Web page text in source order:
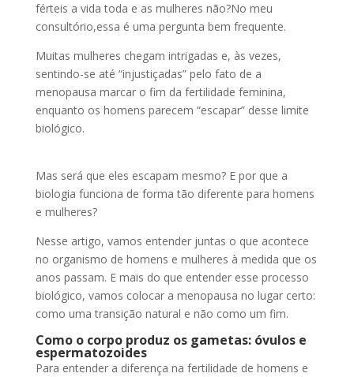
férteis a vida toda e as mulheres não?No meu
consultório,essa é uma pergunta bem frequente.
Muitas mulheres chegam intrigadas e, às vezes,
sentindo-se até “injustiçadas” pelo fato de a
menopausa marcar o fim da fertilidade feminina,
enquanto os homens parecem “escapar” desse limite
biológico.
Mas será que eles escapam mesmo? E por que a
biologia funciona de forma tão diferente para homens
e mulheres?
Nesse artigo, vamos entender juntas o que acontece
no organismo de homens e mulheres à medida que os
anos passam. E mais do que entender esse processo
biológico, vamos colocar a menopausa no lugar certo:
como uma transição natural e não como um fim.
Como o corpo produz os gametas: óvulos e
espermatozoides
Para entender a diferença na fertilidade de homens e